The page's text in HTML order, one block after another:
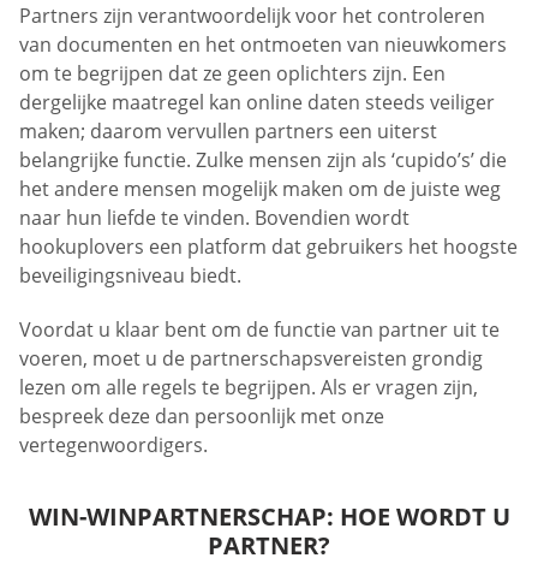
Partners zijn verantwoordelijk voor het controleren
van documenten en het ontmoeten van nieuwkomers
om te begrijpen dat ze geen oplichters zijn. Een
dergelijke maatregel kan online daten steeds veiliger
maken; daarom vervullen partners een uiterst
belangrijke functie. Zulke mensen zijn als ‘cupido’s’ die
het andere mensen mogelijk maken om de juiste weg
naar hun liefde te vinden. Bovendien wordt
hookuplovers een platform dat gebruikers het hoogste
beveiligingsniveau biedt.
Voordat u klaar bent om de functie van partner uit te
voeren, moet u de partnerschapsvereisten grondig
lezen om alle regels te begrijpen. Als er vragen zijn,
bespreek deze dan persoonlijk met onze
vertegenwoordigers.
WIN-WINPARTNERSCHAP: HOE WORDT U
PARTNER?